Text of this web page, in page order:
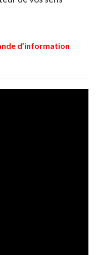
d’information